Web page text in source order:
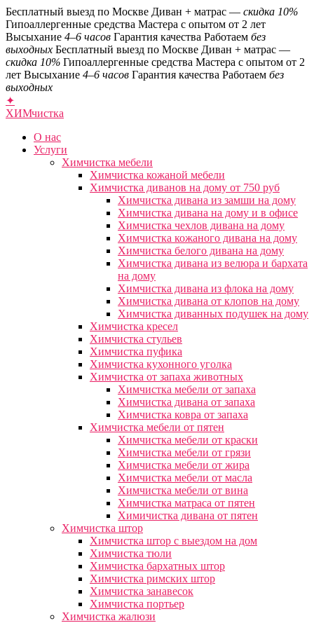
Бесплатный выезд по Москве Диван + матрас — скидка 10%
Гипоаллергенные средства Мастера с опытом от 2 лет
Высыхание 4–6 часов Гарантия качества Работаем без
выходных Бесплатный выезд по Москве Диван + матрас —
скидка 10% Гипоаллергенные средства Мастера с опытом от 2
лет Высыхание 4–6 часов Гарантия качества Работаем без
выходных
✦
ХИМчистка
О нас
Услуги
Химчистка мебели
Химчистка кожаной мебели
Химчистка диванов на дому от 750 руб
Химчистка дивана из замши на дому
Химчистка дивана на дому и в офисе
Химчистка чехлов дивана на дому
Химчистка кожаного дивана на дому
Химчистка белого дивана на дому
Химчистка дивана из велюра и бархата
на дому
Химчистка дивана из флока на дому
Химчистка дивана от клопов на дому
Химчистка диванных подушек на дому
Химчистка кресел
Химчистка стульев
Химчистка пуфика
Химчистка кухонного уголка
Химчистка от запаха животных
Химчистка мебели от запаха
Химчистка дивана от запаха
Химчистка ковра от запаха
Химчистка мебели от пятен
Химчистка мебели от краски
Химчистка мебели от грязи
Химчистка мебели от жира
Химчистка мебели от масла
Химчистка мебели от вина
Химчистка матраса от пятен
Химичистка дивана от пятен
Химчистка штор
Химчистка штор с выездом на дом
Химчистка тюли
Химчистка бархатных штор
Химчистка римских штор
Химчистка занавесок
Химчистка портьер
Химчистка жалюзи